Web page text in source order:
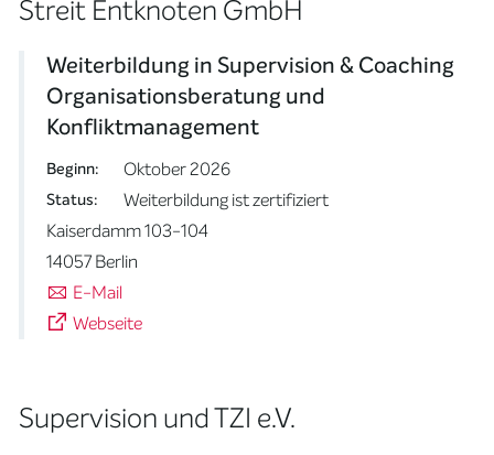
Streit Entknoten GmbH
Weiterbildung in Supervision & Coaching
Organisationsberatung und
Konfliktmanagement
Beginn: Oktober 2026
Status:
Weiterbildung ist zertifiziert
Kaiserdamm 103-104
14057 Berlin
E-Mail
Webseite
Supervision und TZI e.V.